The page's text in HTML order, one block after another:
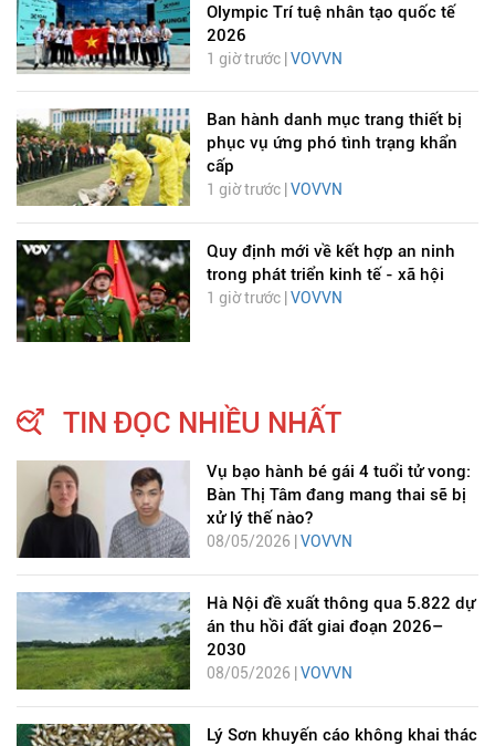
Olympic Trí tuệ nhân tạo quốc tế
2026
1 giờ trước | VOVVN
Ban hành danh mục trang thiết bị
phục vụ ứng phó tình trạng khẩn
cấp
1 giờ trước | VOVVN
Quy định mới về kết hợp an ninh
trong phát triển kinh tế - xã hội
1 giờ trước | VOVVN
TIN ĐỌC NHIỀU NHẤT
Vụ bạo hành bé gái 4 tuổi tử vong:
Bàn Thị Tâm đang mang thai sẽ bị
xử lý thế nào?
08/05/2026 | VOVVN
Hà Nội đề xuất thông qua 5.822 dự
án thu hồi đất giai đoạn 2026–
2030
08/05/2026 | VOVVN
Lý Sơn khuyến cáo không khai thác